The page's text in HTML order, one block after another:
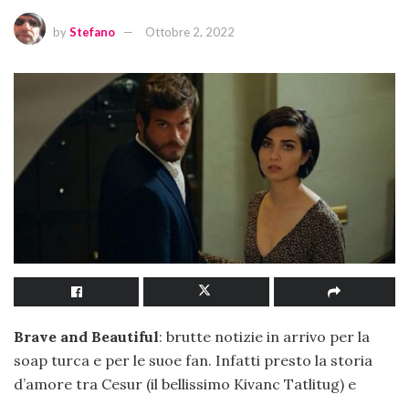
byStefano Ottobre 2, 2022
Brave and Beautiful: brutte notizie in arrivo per la
soap turca e per le suoe fan. Infatti presto la storia
d’amore tra Cesur (il bellissimo Kivanc Tatlitug) e